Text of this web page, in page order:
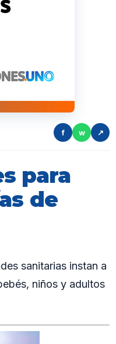
f w ↗
para
de
sanitarias instan a
niños y adultos